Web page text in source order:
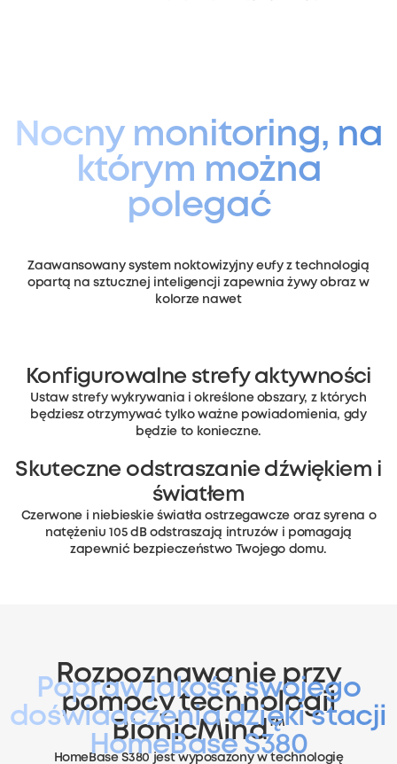
Nocny monitoring, na
którym można
polegać
Zaawansowany system noktowizyjny eufy z technologią
opartą na sztucznej inteligencji zapewnia żywy obraz w
kolorze nawet
Konfigurowalne strefy aktywności
Ustaw strefy wykrywania i określone obszary, z których
będziesz otrzymywać tylko ważne powiadomienia, gdy
będzie to konieczne.
Skuteczne odstraszanie dźwiękiem i
światłem
Czerwone i niebieskie światła ostrzegawcze oraz syrena o
natężeniu 105 dB odstraszają intruzów i pomagają
zapewnić bezpieczeństwo Twojego domu.
Popraw jakość swojego
doświadczeniadzięki stacji
HomeBase S380
Rozpoznawanie przy
pomocy technologii
BionicMind™
HomeBase S380 jest wyposażony w technologię